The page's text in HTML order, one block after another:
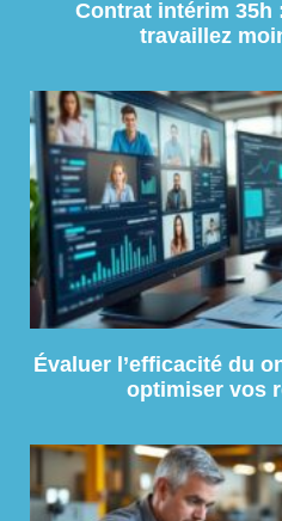
Contrat intérim 35h
travaillez
Évaluer l’efficacité du
optimiser vos